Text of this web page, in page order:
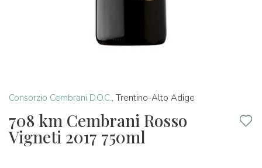
Consorzio Cembrani D.O.C., Trentino-Alto Adige
708 km Cembrani Rosso
Vigneti 2017 750ml